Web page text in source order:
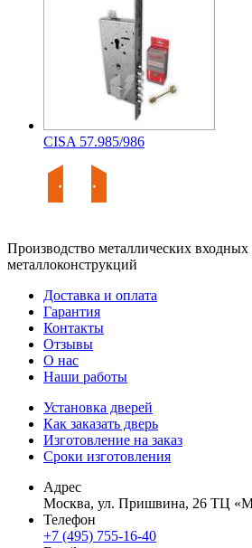
CISA 57.985/986
Производство металлических
металлоконструкций
Доставка и оплата
Гарантия
Контакты
Отзывы
О нас
Наши работы
Установка дверей
Как заказать дверь
Изготовление на заказ
Сроки изготовления
Адрес
Москва, ул. Пришвина, 26 ТЦ
Телефон
+7 (495) 755-16-40